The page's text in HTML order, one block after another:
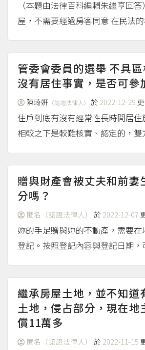
（本題由法律百科編輯朱繼亨回
屋，不需要經過房客同意 在民法
時，所有權屬於房東，使用權屬
出售房屋是「所有權移轉」，對
關。 然而，真實生... （more...）
管委會委員的選舉 不具
沒有居住事實，是否可參
陳琦姸 （認證法律人） 於 2022-12-29
住戶到底有沒有經常性長時間居住
相較之下是較難核實、認定的，
一方說了算。或許可以換個角度
成為管理委員。 管理委員的選任
說的，依照公寓大廈...
贈與財產會被丈夫和前妻
分嗎？
匿名（認證法律人） 於 2022-12-07
妳的手足贈與妳的不動產，需要
登記。按照登記內容與登記日期
「婚後財產」。在「法定財產制
17條第1項規定，婚後受贈的不動
有；又依第102...（more...）
繼承房屋土地，並不知道
土地，侵占部分，現在地
償11萬多
匿名（認證法律人） 於 2022-11-15